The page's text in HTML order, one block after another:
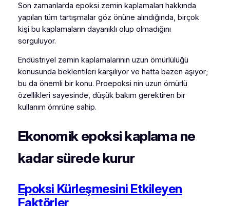
Son zamanlarda epoksi zemin kaplamaları hakkında
yapılan tüm tartışmalar göz önüne alındığında, birçok
kişi bu kaplamaların dayanıklı olup olmadığını
sorguluyor.
Endüstriyel zemin kaplamalarının uzun ömürlülüğü
konusunda beklentileri karşılıyor ve hatta bazen aşıyor;
bu da önemli bir konu. Proepoksi nin uzun ömürlü
özellikleri sayesinde, düşük bakım gerektiren bir
kullanım ömrüne sahip.
Ekonomik epoksi kaplama ne
kadar sürede kurur
Epoksi Kürleşmesini Etkileyen
Faktörler